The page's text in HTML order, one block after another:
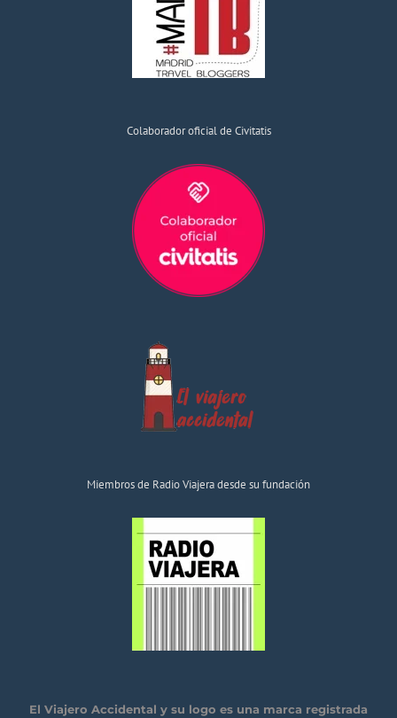
Colaborador oficial de Civitatis
Miembros de Radio Viajera desde su fundación
El Viajero Accidental y su logo es una marca registrada